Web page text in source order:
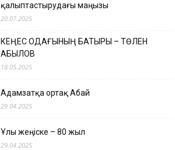
қалыптастырудағы маңызы
20.07.2025
КЕҢЕС ОДАҒЫНЫҢ БАТЫРЫ – ТӨЛЕН
ҚАБЫЛОВ
18.05.2025
Адамзатқа ортақ Абай
29.04.2025
Ұлы жеңіске – 80 жыл
29.04.2025